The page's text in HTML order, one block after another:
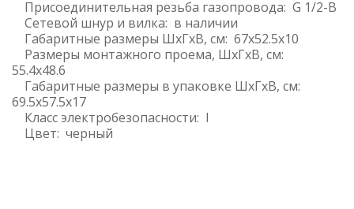
Присоединительная резьба газопровода: G 1/2-В
Сетевой шнур и вилка: в наличии
Габаритные размеры ШхГхВ, см: 67x52.5x10
Размеры монтажного проема, ШхГхВ, см:
55.4x48.6
Габаритные размеры в упаковке ШхГхВ, см:
69.5x57.5x17
Класс электробезопасности: I
Цвет: черный